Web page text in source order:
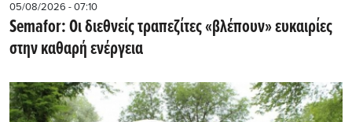
05/08/2026 - 07:10
Semafor: Οι διεθνείς τραπεζίτες «βλέπουν» ευκαιρίες
στην καθαρή ενέργεια